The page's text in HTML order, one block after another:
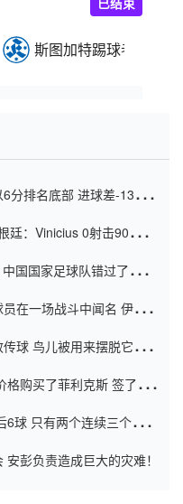
斯图加特踢球者
分排名底部 进球差-13令人
廷：Vinicius 0射击90分钟
国国家足球队错过了世界
在一场战斗中闻名 伊万放
球 鸟儿被用来摆脱它
格购买了菲利克斯 签了7年
球 只有两个连续三个连续
彭负责造成巨大的灾难！